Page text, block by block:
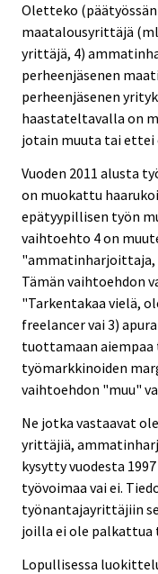
Oletteko
maatalousyrittäjä
yrittäjä, 4)
perheenjäsenen
perheenjäsenen
haastateltavalla on
jotain muuta tai ettei
Vuoden 2011 alusta
on muokattu
epätyypillisen työn
vaihtoehto 4 on
"ammatinharjoittaja,
Tämän vaihtoehdon
"Tarkentakaa vielä,
freelancer vai 3)
tuottamaan
työmarkkinoiden
vaihtoehdon "muu"
Ne jotka vastaavat
yrittäjiä,
kysytty vuodesta
työvoimaa vai ei.
työnantajayrittäjiin
joilla ei ole palkattua
Lopullisessa